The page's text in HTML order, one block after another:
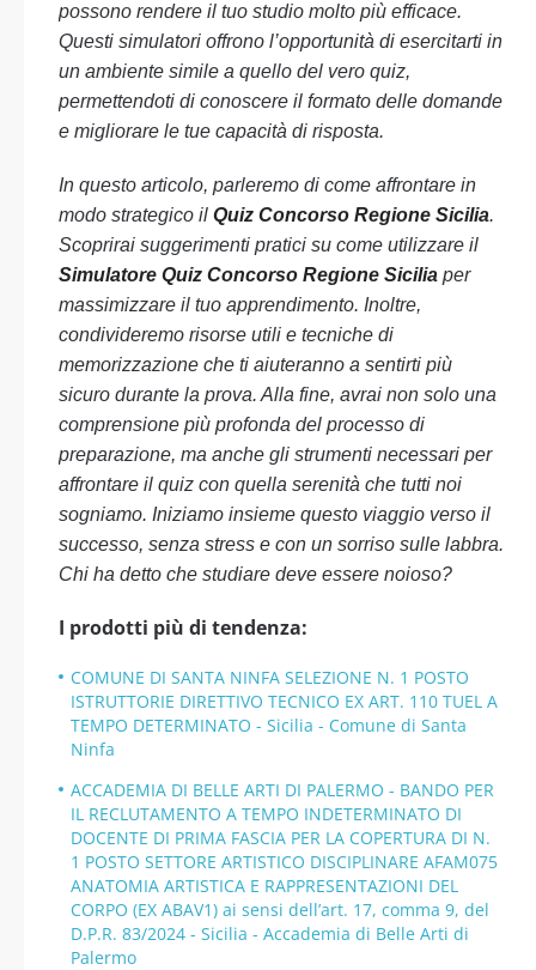
possono rendere il tuo studio molto più efficace.
Questi simulatori offrono l’opportunità di esercitarti in
un ambiente simile a quello del vero quiz,
permettendoti di conoscere il formato delle domande
e migliorare le tue capacità di risposta.
In questo articolo, parleremo di come affrontare in
modo strategico il Quiz Concorso Regione Sicilia.
Scoprirai suggerimenti pratici su come utilizzare il
Simulatore Quiz Concorso Regione Sicilia per
massimizzare il tuo apprendimento. Inoltre,
condivideremo risorse utili e tecniche di
memorizzazione che ti aiuteranno a sentirti più
sicuro durante la prova. Alla fine, avrai non solo una
comprensione più profonda del processo di
preparazione, ma anche gli strumenti necessari per
affrontare il quiz con quella serenità che tutti noi
sogniamo. Iniziamo insieme questo viaggio verso il
successo, senza stress e con un sorriso sulle labbra.
Chi ha detto che studiare deve essere noioso?
I prodotti più di tendenza:
COMUNE DI SANTA NINFA SELEZIONE N. 1 POSTO
ISTRUTTORIE DIRETTIVO TECNICO EX ART. 110 TUEL A
TEMPO DETERMINATO - Sicilia - Comune di Santa
Ninfa
ACCADEMIA DI BELLE ARTI DI PALERMO - BANDO PER
IL RECLUTAMENTO A TEMPO INDETERMINATO DI
DOCENTE DI PRIMA FASCIA PER LA COPERTURA DI N.
1 POSTO SETTORE ARTISTICO DISCIPLINARE AFAM075
ANATOMIA ARTISTICA E RAPPRESENTAZIONI DEL
CORPO (EX ABAV1) ai sensi dell’art. 17, comma 9, del
D.P.R. 83/2024 - Sicilia - Accademia di Belle Arti di
Palermo